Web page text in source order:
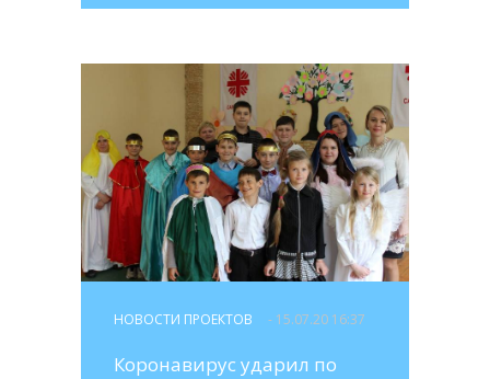
НОВОСТИ ПРОЕКТОВ - 15.07.20 16:37
Коронавирус ударил по